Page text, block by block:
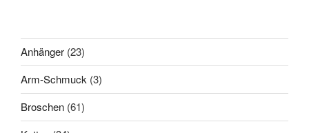
Anhänger 2323
Produkte
Arm-Schmuck 33
Produkte
Broschen 6161
Produkte